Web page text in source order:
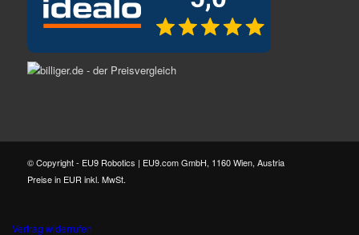
© Copyright - EU9 Robotics | EU9.com GmbH, 1160 Wien, Austria
Preise in EUR inkl. MwSt.
Vertrag widerrufen